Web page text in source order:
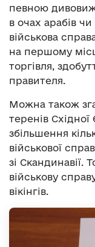
певною
в очах арабів чи
військова
на першому
торгівля,
правителя.
Можна також
теренів Східної
збільшення
військової
зі Скандинавії.
військову
вікінгів.